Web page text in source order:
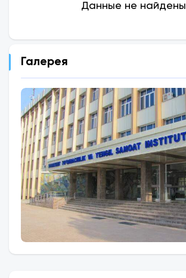
Данные не найдены
Галерея